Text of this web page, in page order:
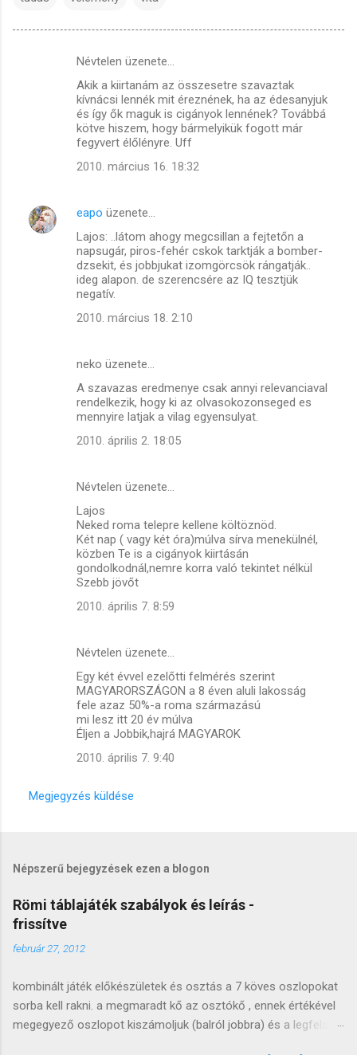
z
Névtelen üzenete…
Akik a kiirtanám az összesetre szavaztak
kívnácsi lennék mit éreznének, ha az édesanyjuk
és így ők maguk is cigányok lennének? Továbbá
kötve hiszem, hogy bármelyikük fogott már
fegyvert élőlényre. Uff
2010. március 16. 18:32
eapo üzenete…
Lajos: ..látom ahogy megcsillan a fejtetőn a
napsugár, piros-fehér cskok tarktják a bomber-
dzsekit, és jobbjukat izomgörcsök rángatják..
ideg alapon. de szerencsére az IQ tesztjük
negatív.
2010. március 18. 2:10
neko üzenete…
A szavazas eredmenye csak annyi relevanciaval
rendelkezik, hogy ki az olvasokozonseged es
mennyire latjak a vilag egyensulyat.
2010. április 2. 18:05
Névtelen üzenete…
Lajos
Neked roma telepre kellene költöznöd.
Két nap ( vagy két óra)múlva sírva menekülnél,
közben Te is a cigányok kiirtásán
gondolkodnál,nemre korra való tekintet nélkül
Szebb jövőt
2010. április 7. 8:59
Névtelen üzenete…
Egy két évvel ezelőtti felmérés szerint
MAGYARORSZÁGON a 8 éven aluli lakosság
fele azaz 50%-a roma származású
mi lesz itt 20 év múlva
Éljen a Jobbik,hajrá MAGYAROK
2010. április 7. 9:40
Megjegyzés küldése
Népszerű bejegyzések ezen a blogon
Römi táblajáték szabályok és leírás -
frissítve
február 27, 2012
kombinált játék előkészületek és osztás a 7 köves oszlopokat
sorba kell rakni. a megmaradt kő az osztókő , ennek értékével
megegyező oszlopot kiszámoljuk (balról jobbra) és a legfelső